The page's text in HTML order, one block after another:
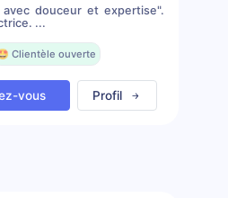
douceur et expertise".
...
Clientèle ouverte
vous Profil